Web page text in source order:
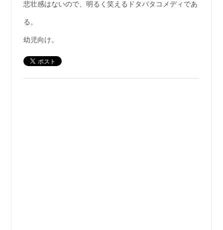
悲壮感はないので、明るく笑えるドタバタコメディであ
る。
幼児向け。